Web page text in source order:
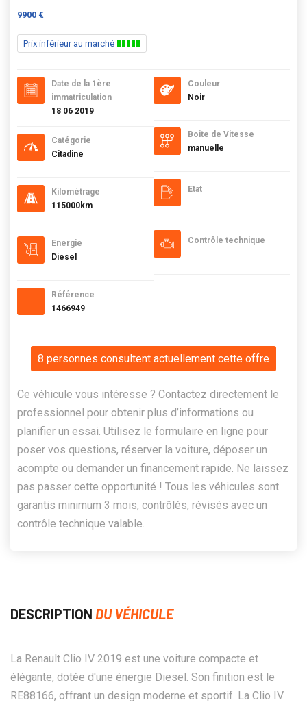
9900 €
Prix inférieur au marché
Date de la 1ère
immatriculation
18 06 2019
Catégorie
Citadine
Kilométrage
115000km
Energie
Diesel
Référence
1466949
Couleur
Noir
Boite de Vitesse
manuelle
Etat
Contrôle technique
8 personnes consultent actuellement cette offre
Ce véhicule vous intéresse ? Contactez directement le
professionnel pour obtenir plus d’informations ou
planifier un essai. Utilisez le formulaire en ligne pour
poser vos questions, réserver la voiture, déposer un
acompte ou demander un financement rapide. Ne laissez
pas passer cette opportunité ! Tous les véhicules sont
garantis minimum 3 mois, contrôlés, révisés avec un
contrôle technique valable.
DESCRIPTION DU VÉHICULE
La Renault Clio IV 2019 est une voiture compacte et
élégante, dotée d'une énergie Diesel. Son finition est le
RE88166, offrant un design moderne et sportif. La Clio IV